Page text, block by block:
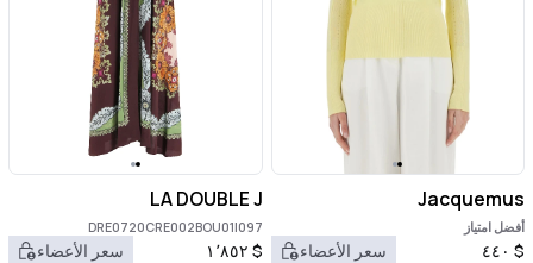
Jacquemus
أفضل امتياز
$ ٤٤٠ سعر الأعضاء
LA DOUBLE J
DRE0720CRE002BOU01|097
$ ١٬٨٥٢ سعر الأعضاء